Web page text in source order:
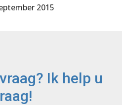
2015
Ik help u